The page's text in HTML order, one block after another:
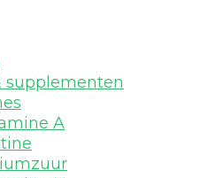
supplementen
A